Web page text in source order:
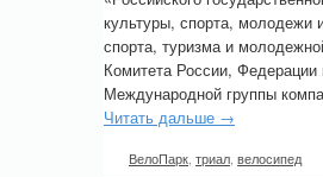
культуры, спорта, молодежи
спорта, туризма и
Комитета России, Федерации
Международной группы
Читать дальше →
ВелоПарк триал велосипед